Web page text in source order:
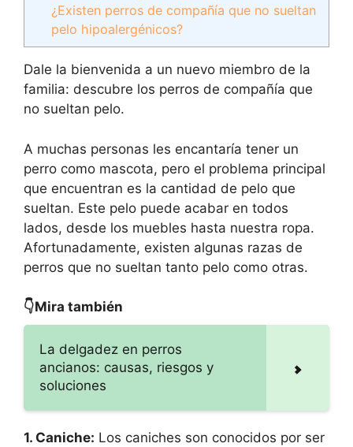
¿Existen perros de compañía que no sueltan
pelo hipoalergénicos?
Dale la bienvenida a un nuevo miembro de la
familia: descubre los perros de compañía que
no sueltan pelo.
A muchas personas les encantaría tener un
perro como mascota, pero el problema principal
que encuentran es la cantidad de pelo que
sueltan. Este pelo puede acabar en todos
lados, desde los muebles hasta nuestra ropa.
Afortunadamente, existen algunas razas de
perros que no sueltan tanto pelo como otras.
👇Mira también
La delgadez en perros
ancianos: causas, riesgos y
soluciones
1. Caniche: Los caniches son conocidos por ser